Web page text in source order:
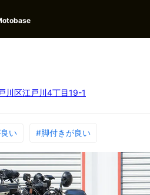
川区江戸川4丁目19-1
い #脚付きが良い